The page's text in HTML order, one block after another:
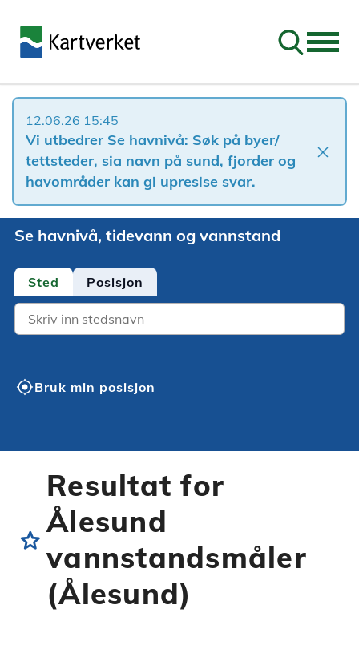
Søk
12.06.26 15:45
Vi utbedrer Se havnivå: Søk på byer/
tettsteder, sia navn på sund, fjorder og
havområder kan gi upresise svar.
close
Se havnivå, tidevann og vannstand
Sted
Posisjon
Location
my_locationBruk min posisjon
star
Resultat for
Ålesund
vannstandsmåler
(Ålesund)